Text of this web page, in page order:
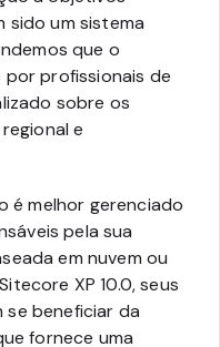
sido um sistema
que o
profissionais de
sobre os
e
é melhor gerenciado
pela sua
em nuvem ou
XP 10.0, seus
beneficiar da
fornece uma